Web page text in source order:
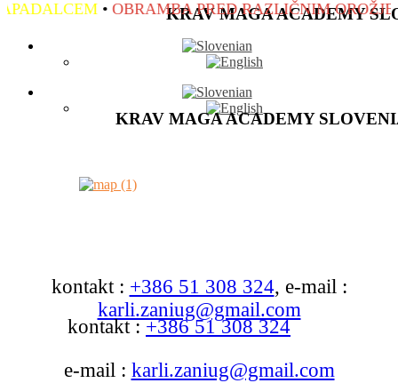
•OBRAMBA PRED RAZLIČNIM OROŽJEM
KRAV MAGA ACADEMY
KRAV MAGA ACADEMY
kontakt : +386 51 308 324, e-mail :
karli.zaniug@gmail.com
kontakt :+386 51 308 324
e-mail : karli.zaniug@gmail.com